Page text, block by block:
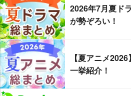
2026年7月夏ド
が勢ぞろい！
【夏アニメ
一挙紹介！